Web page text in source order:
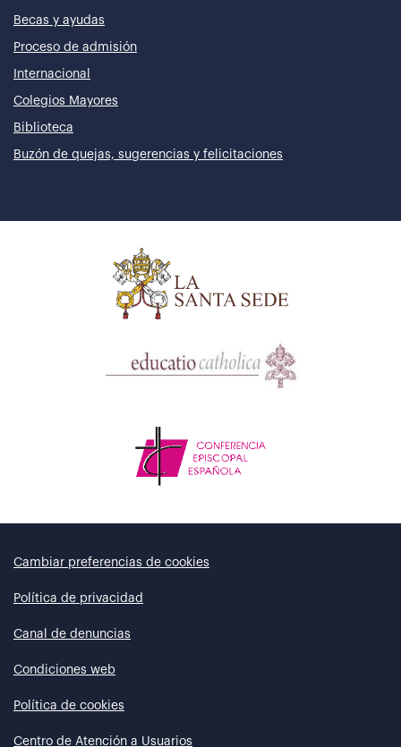
Becas y ayudas
Proceso de admisión
Internacional
Colegios Mayores
Biblioteca
Buzón de quejas, sugerencias y felicitaciones
Cambiar preferencias de cookies
Política de privacidad
Canal de denuncias
Condiciones web
Política de cookies
Centro de Atención a Usuarios